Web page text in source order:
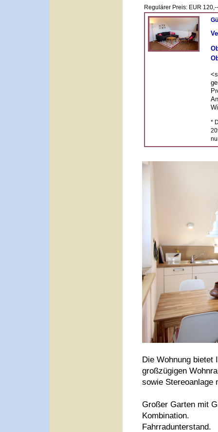
Regulärer Preis: EUR
*
Die Wohnung bietet
großzügigen
sowie Stereoanlage
Großer Garten mit
Kombination.
Fahrradunterstand.